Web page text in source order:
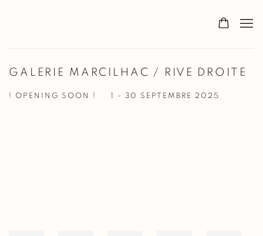
GALERIE MARCILHAC / RIVE DROITE
! OPENING SOON ! 1 - 30 SEPTEMBRE 2025